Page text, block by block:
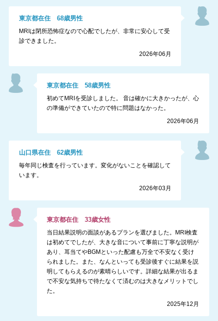
東京都在住 68歳男性
MRIは閉所恐怖症なので心配でしたが、非常に安心して受
診できました。
2026年06月
東京都在住58歳男性
初めてMRIを受診しました。 音は確かに大きかったが、心
の準備ができていたので特に問題はなかった。
2026年06月
山口県在住 62歳男性
毎年同じ検査を行っています。変化がないことを確認して
います。
2026年03月
東京都在住33歳女性
当日結果説明の面談があるプランを選びました。MRI検査
は初めてでしたが、大きな音について事前に丁寧な説明が
あり、耳当てやBGMといった配慮も万全で不安なく受け
られました。また、なんといっても受診後すぐに結果を説
明してもらえるのが素晴らしいです。詳細な結果が出るま
で不安な気持ちで待たなくて済むのは大きなメリットでし
た。
2025年12月